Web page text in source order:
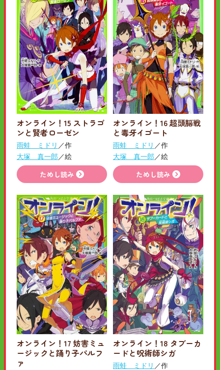
オンライン！15 ストラゴ
ンと賢者ローゼン
雨蛙 ミドリ ／作
大塚 真一郎 ／絵
ためし読み
オンライン！16 超頭脳戦
と毒牙イゴート
雨蛙 ミドリ ／作
大塚 真一郎 ／絵
ためし読み
オンライン！17 妨害ミュ
ージックと踊り子パルフ
ァ
オンライン！18 タブーカ
ードと呪術師シガ
雨蛙 ミドリ ／作